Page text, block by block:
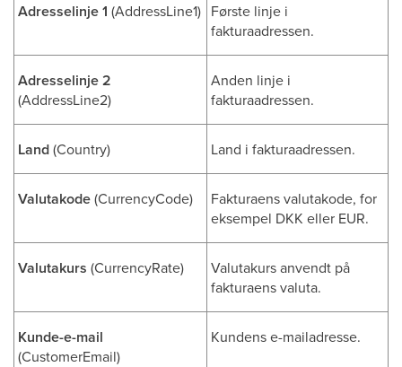
Adresselinje 1 (AddressLine1) Første linje i
fakturaadressen.
Adresselinje 2
(AddressLine2)
Anden linje i
fakturaadressen.
Land(Country) Land i fakturaadressen.
Valutakode(CurrencyCode)
Fakturaens valutakode, for
eksempel DKK eller EUR.
Valutakurs (CurrencyRate)
Valutakurs anvendt på
fakturaens valuta.
Kunde-e-mail
(CustomerEmail)
Kundens e-mailadresse.